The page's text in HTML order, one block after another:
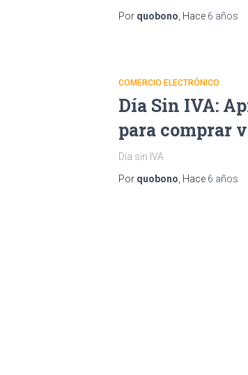
Por quobono , Hace 6 años
COMERCIO ELECTRÓNICO
Día Sin IVA:
para comprar
Día sin IVA
Por quobono , Hace 6 años